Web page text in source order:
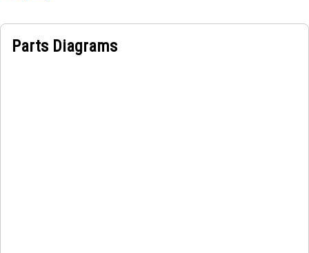
Parts Diagrams